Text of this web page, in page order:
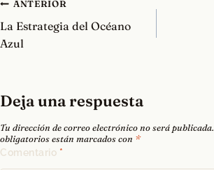
de
entradas
ANTERIOR
La Estrategia del Océano
Azul
Deja una respuesta
Tu dirección de correo electrónico no será publicada.
obligatorios están marcados con *
Comentario *